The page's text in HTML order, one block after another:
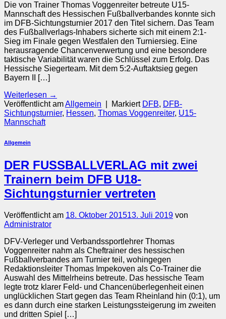
Die von Trainer Thomas Voggenreiter betreute U15-
Mannschaft des Hessischen Fußballverbandes konnte sich
im DFB-Sichtungsturnier 2017 den Titel sichern. Das Team
des Fußballverlags-Inhabers sicherte sich mit einem 2:1-
Sieg im Finale gegen Westfalen den Turniersieg. Eine
herausragende Chancenverwertung und eine besondere
taktische Variabilität waren die Schlüssel zum Erfolg. Das
Hessische Siegerteam. Mit dem 5:2-Auftaktsieg gegen
Bayern II […]
Weiterlesen →
Veröffentlicht amAllgemein Markiert DFB, DFB-
Sichtungsturnier, Hessen, Thomas Voggenreiter, U15-
Mannschaft
Allgemein
DER FUSSBALLVERLAG mit zwei
Trainern beim DFB U18-
Sichtungsturnier vertreten
Veröffentlicht am 18. Oktober 201513. Juli 2019 von
Administrator
DFV-Verleger und Verbandssportlehrer Thomas
Voggenreiter nahm als Cheftrainer des hessischen
Fußballverbandes am Turnier teil, wohingegen
Redaktionsleiter Thomas Impekoven als Co-Trainer die
Auswahl des Mittelrheins betreute. Das hessische Team
legte trotz klarer Feld- und Chancenüberlegenheit einen
unglücklichen Start gegen das Team Rheinland hin (0:1), um
es dann durch eine starken Leistungssteigerung im zweiten
und dritten Spiel […]